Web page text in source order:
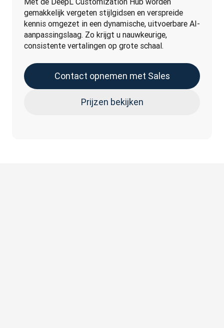
gemakkelijk vergeten stijlgidsen en verspreide
kennis omgezet in een dynamische, uitvoerbare AI-
aanpassingslaag. Zo krijgt u nauwkeurige,
consistente vertalingen op grote schaal.
Contact opnemen met Sales
Prijzen bekijken